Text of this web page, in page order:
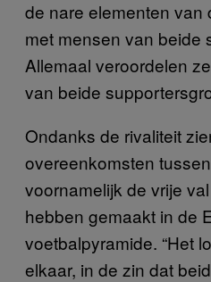
de nare elementen van
met mensen van beide
Allemaal veroordelen
van beide
Ondanks de rivaliteit
overeenkomsten
voornamelijk de vrije
hebben gemaakt in de
voetbalpyramide. “Het
elkaar, in de zin dat